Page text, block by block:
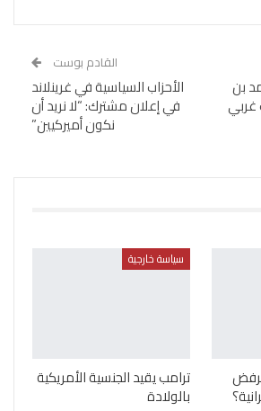
بن
القادم بوست
الأحزاب السياسية في غرينلاند
في إعلان مشترك: “لا نريد أن
نكون أميركيين”
سياسة خارجية
ترامب يقيد الجنسية الأمريكية
بالولادة